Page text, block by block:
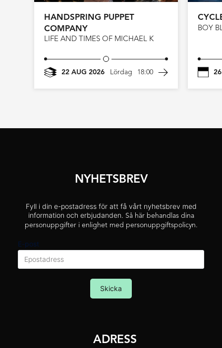
HANDSPRING PUPPET
COMPANY
LIFE AND TIMES OF MICHAEL K
22 AUG 2026 Lördag 18:00
BOY
NYHETSBREV
Fyll i din e-postadress för att få vårt nyhetsbrev med
information och erbjudanden. Så här behandlas dina
personuppgifter i enlighet med personuppgiftspolicyn.
E-post
Skicka
ADRESS